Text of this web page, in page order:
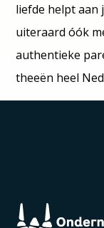
liefde helpt aan
uiteraard óók
authentieke
theeën heel